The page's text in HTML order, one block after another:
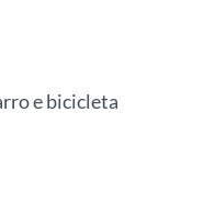
e bicicleta